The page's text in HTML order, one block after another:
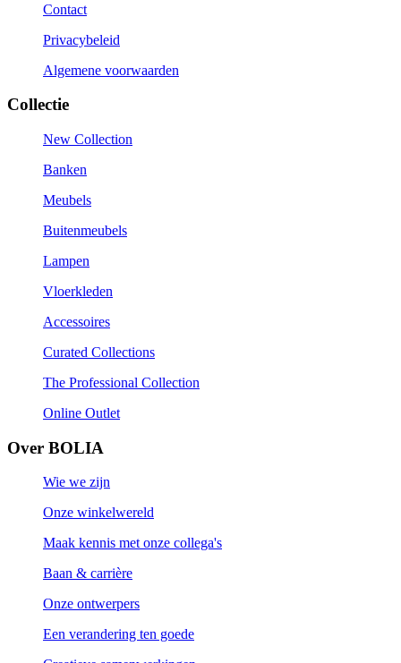
Contact
Privacybeleid
Algemene voorwaarden
Collectie
New Collection
Banken
Meubels
Buitenmeubels
Lampen
Vloerkleden
Accessoires
Curated Collections
The Professional Collection
Online Outlet
Over BOLIA
Wie we zijn
Onze winkelwereld
Maak kennis met onze collega's
Baan & carrière
Onze ontwerpers
Een verandering ten goede